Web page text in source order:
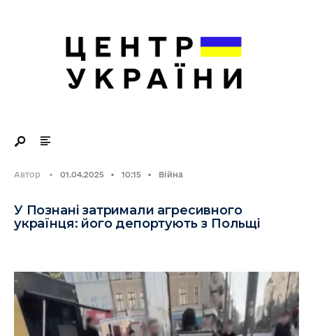
Автор • 01.04.2025 • 10:15 • Війна
У Познані затримали агресивного
українця: його депортують з Польщі